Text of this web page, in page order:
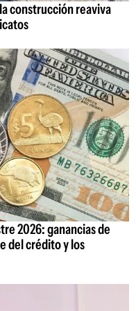
construcción reaviva
2026: ganancias de
del crédito y los